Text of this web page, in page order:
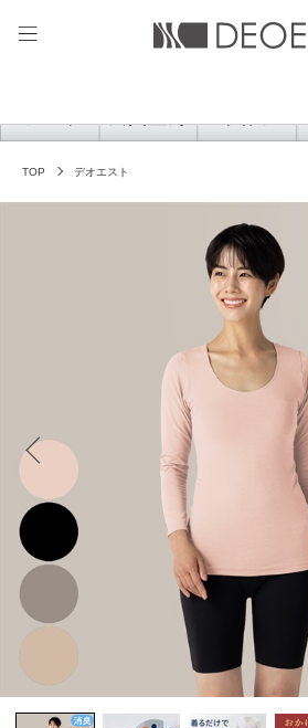
TOP デオエスト